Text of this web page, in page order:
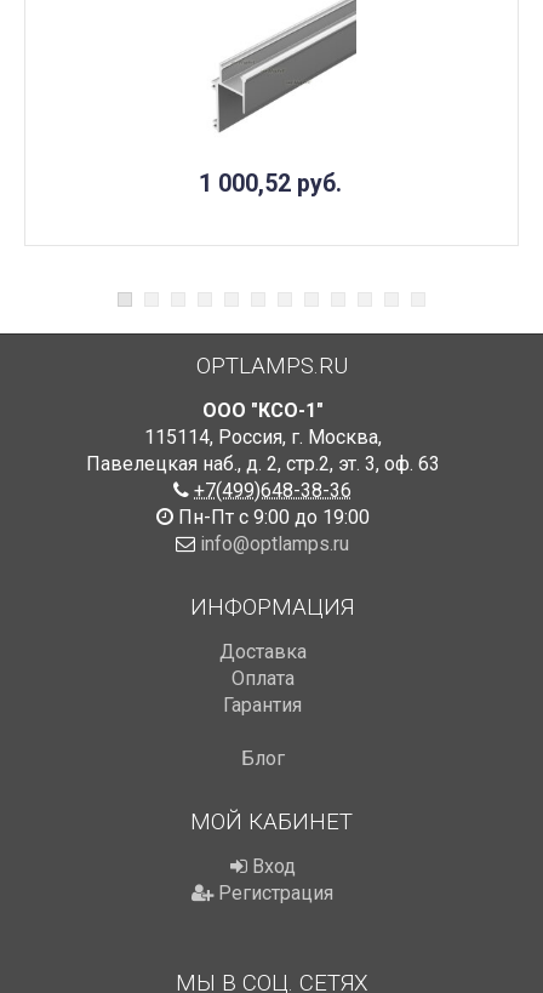
1 000,52 руб.
OPTLAMPS.RU
ООО "КСО-1"
115114, Россия, г. Москва,
Павелецкая наб., д. 2, стр.2, эт. 3, оф. 63
+7(499)648-38-36
Пн-Пт с 9:00 до 19:00
info@optlamps.ru
ИНФОРМАЦИЯ
Доставка
Оплата
Гарантия
Блог
МОЙ КАБИНЕТ
Вход
Регистрация
МЫ В СОЦ. СЕТЯХ